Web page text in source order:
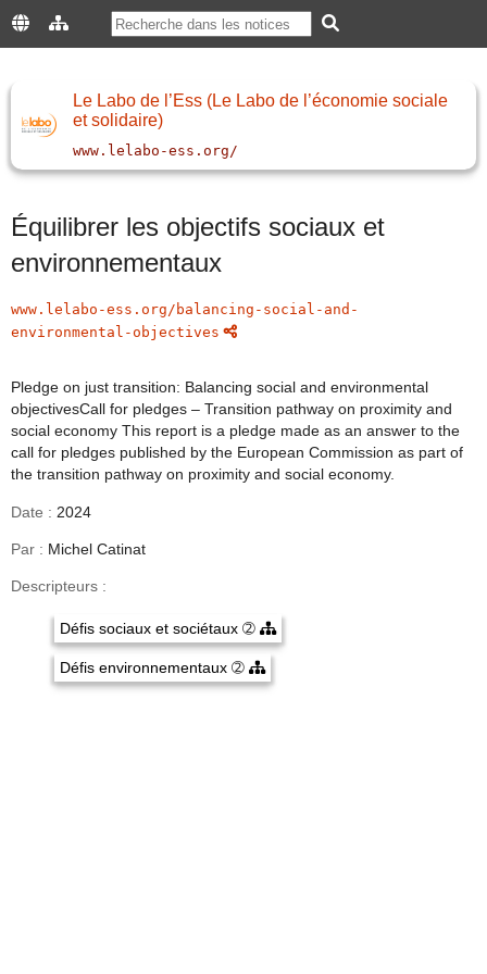
Le Labo de l’Ess (Le Labo de l’économie sociale
et solidaire)
www.lelabo-ess.org/
Équilibrer les objectifs sociaux et
environnementaux
www.lelabo-ess.org/balancing-social-and-
environmental-objectives
Pledge on just transition: Balancing social and environmental
objectivesCall for pledges – Transition pathway on proximity and
social economy This report is a pledge made as an answer to the
call for pledges published by the European Commission as part of
the transition pathway on proximity and social economy.
Date : 2024
Par : Michel Catinat
Descripteurs :
Défis sociaux et sociétaux ➁
Défis environnementaux ➁